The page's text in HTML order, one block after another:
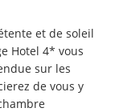
et de soleil
Hotel 4* vous
sur les
de vous y